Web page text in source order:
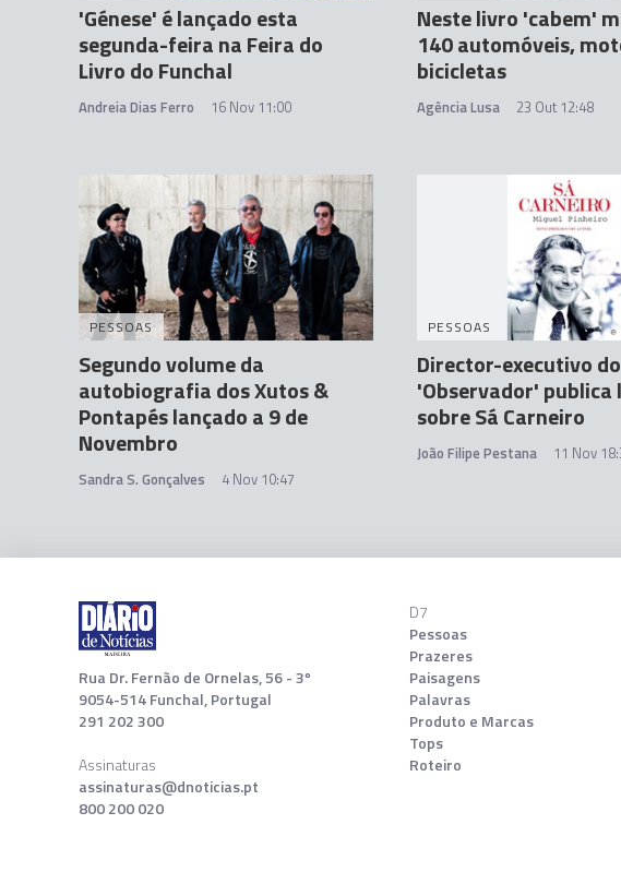
'Génese' é lançado esta
segunda-feira na Feira do
Livro do Funchal
Andreia Dias Ferro 16 Nov 11:00
Neste livro 'cabem'
140 automóveis,
bicicletas
Agência Lusa 23 Out 12:48
PESSOAS
Segundo volume da
autobiografia dos Xutos &
Pontapés lançado a 9 de
Novembro
Sandra S. Gonçalves 4 Nov 10:47
PESSOAS
Director-executivo do
'Observador' publica
sobre Sá Carneiro
João Filipe Pestana 11 Nov
Rua Dr. Fernão de Ornelas, 56 - 3º
9054-514 Funchal, Portugal
291 202 300
Assinaturas
assinaturas@dnoticias.pt
800 200 020
D7
Pessoas
Prazeres
Paisagens
Palavras
Produto e Marcas
Tops
Roteiro